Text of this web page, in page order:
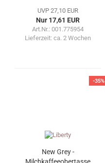
UVP 27,10 EUR
Nur 17,61 EUR
Art.Nr.: 001.775954
Lieferzeit: ca. 2 Wochen
-35%
New Grey -